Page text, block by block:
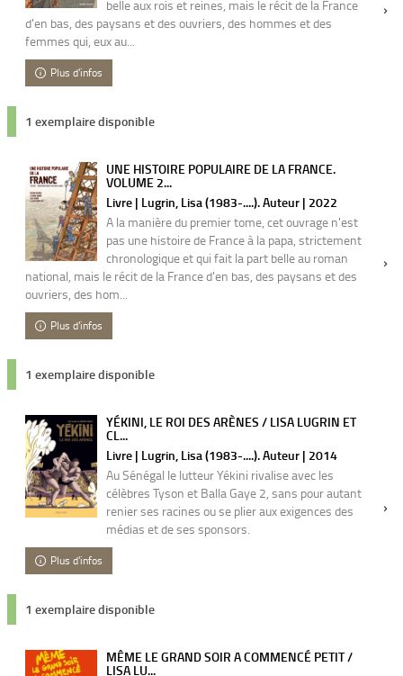
belle aux rois et reines, mais le récit de la France
d'en bas, des paysans et des ouvriers, des hommes et des
femmes qui, eux au...
Plus d'infos
1 exemplaire disponible
UNE HISTOIRE POPULAIRE DE LA FRANCE.
VOLUME 2...
Livre | Lugrin, Lisa (1983-....). Auteur | 2022
A la manière du premier tome, cet ouvrage n'est
pas une histoire de France à la papa, strictement
chronologique et qui fait la part belle au roman
national, mais le récit de la France d'en bas, des paysans et des
ouvriers, des hom...
Plus d'infos
1 exemplaire disponible
YÉKINI, LE ROI DES ARÈNES / LISA LUGRIN ET
CL...
Livre | Lugrin, Lisa (1983-....). Auteur | 2014
Au Sénégal le lutteur Yékini rivalise avec les
célèbres Tyson et Balla Gaye 2, sans pour autant
renier ses racines ou se plier aux exigences des
médias et de ses sponsors.
Plus d'infos
1 exemplaire disponible
MÊME LE GRAND SOIR A COMMENCÉ PETIT /
LISA LU...